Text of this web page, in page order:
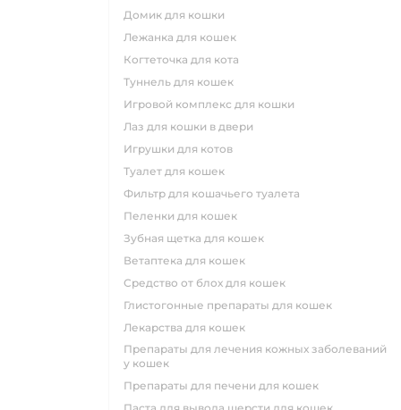
домик для кошки
лежанка для кошек
когтеточка для кота
туннель для кошек
игровой комплекс для кошки
лаз для кошки в двери
игрушки для котов
туалет для кошек
фильтр для кошачьего туалета
пеленки для кошек
зубная щетка для кошек
ветаптека для кошек
средство от блох для кошек
глистогонные препараты для кошек
лекарства для кошек
препараты для лечения кожных заболеваний
у кошек
препараты для печени для кошек